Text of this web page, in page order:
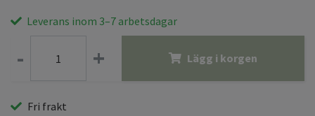
Leverans inom 3–7 arbetsdagar
- + Lägg i korgen
Fri frakt